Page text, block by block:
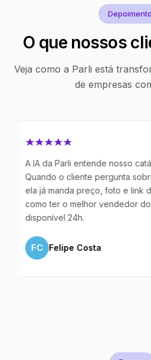
O que nossos
Veja como a Parli está
de empresas
da Parli entende nosso catálogo
o cliente pergunta sobre um
já manda preço, foto e link de
ter o melhor vendedor do mundo
24h.
Felipe Costa